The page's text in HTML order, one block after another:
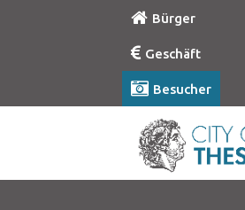
Bürger
Geschäft
Besucher